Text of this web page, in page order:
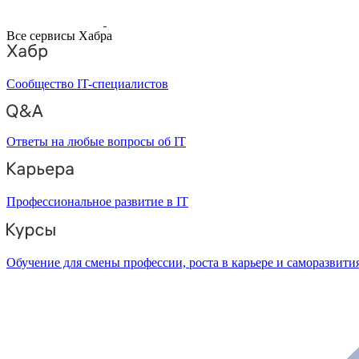
Все сервисы Хабра
Сообщество IT-специалистов
Ответы на любые вопросы об IT
Профессиональное развитие в IT
Обучение для смены профессии, роста в карьере и